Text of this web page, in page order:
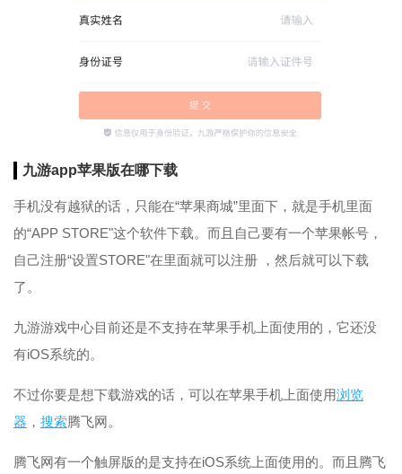
九游app苹果版在哪下载
手机没有越狱的话，只能在“苹果商城”里面下，就是手机里面
的“APP STORE"这个软件下载。而且自己要有一个苹果帐号，
自己注册“设置STORE"在里面就可以注册 ，然后就可以下载
了。
九游游戏中心目前还是不支持在苹果手机上面使用的，它还没
有iOS系统的。
不过你要是想下载游戏的话，可以在苹果手机上面使用浏览
器 ， 搜索腾飞网。
腾飞网有一个触屏版的是支持在iOS系统上面使用的。而且腾飞